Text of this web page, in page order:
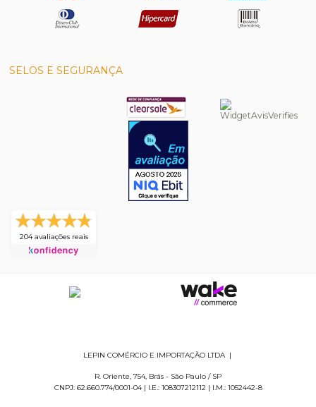
SELOS E SEGURANÇA
204 avaliações reais
LEPIN COMÉRCIO E IMPORTAÇÃO LTDA |
R. Oriente, 754, Brás - São Paulo / SP
CNPJ: 62.660.774/0001-04| I.E.: 108307212112| I.M.: 1052442-8